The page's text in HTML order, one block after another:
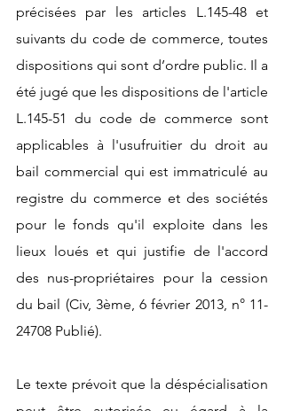
précisées par les articles L.145-48 et
suivants du code de commerce, toutes
dispositions qui sont d’ordre public. Il a
été jugé que les dispositions de l'article
L.145-51 du code de commerce sont
applicables à l'usufruitier du droit au
bail commercial qui est immatriculé au
registre du commerce et des sociétés
pour le fonds qu'il exploite dans les
lieux loués et qui justifie de l'accord
des nus-propriétaires pour la cession
du bail (Civ, 3ème, 6 février 2013, n° 11-
24708 Publié).
Le texte prévoit que la déspécialisation